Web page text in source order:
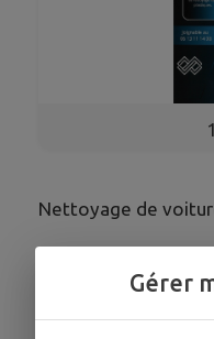
1
Nettoyage de
Gérer